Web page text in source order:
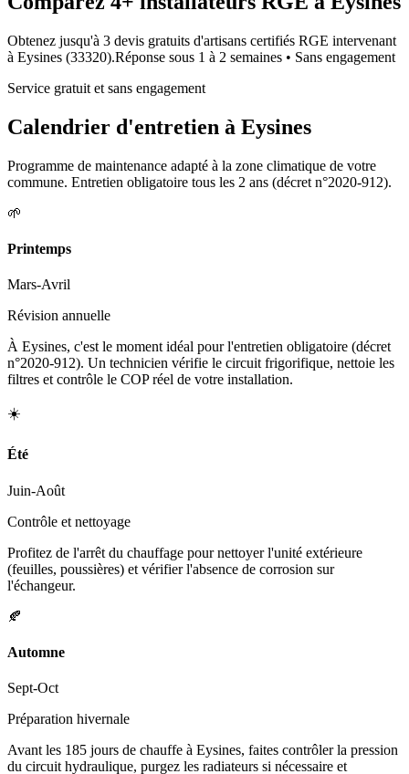
Obtenez jusqu'à 3 devis gratuits d'artisans certifiés RGE intervenant
à Eysines (33320).Réponse sous 1 à 2 semaines • Sans engagement
Service gratuit et sans engagement
Calendrier d'entretien à Eysines
Programme de maintenance adapté à la zone climatique de votre
commune. Entretien obligatoire tous les 2 ans (décret n°2020-912).
🌱
Printemps
Mars-Avril
Révision annuelle
À Eysines, c'est le moment idéal pour l'entretien obligatoire (décret
n°2020-912). Un technicien vérifie le circuit frigorifique, nettoie les
filtres et contrôle le COP réel de votre installation.
☀️
Été
Juin-Août
Contrôle et nettoyage
Profitez de l'arrêt du chauffage pour nettoyer l'unité extérieure
(feuilles, poussières) et vérifier l'absence de corrosion sur
l'échangeur.
🍂
Automne
Sept-Oct
Préparation hivernale
Avant les 185 jours de chauffe à Eysines, faites contrôler la pression
du circuit hydraulique, purgez les radiateurs si nécessaire et